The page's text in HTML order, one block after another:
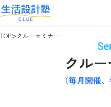
TOP クルーセミナー
クル
（毎月開催